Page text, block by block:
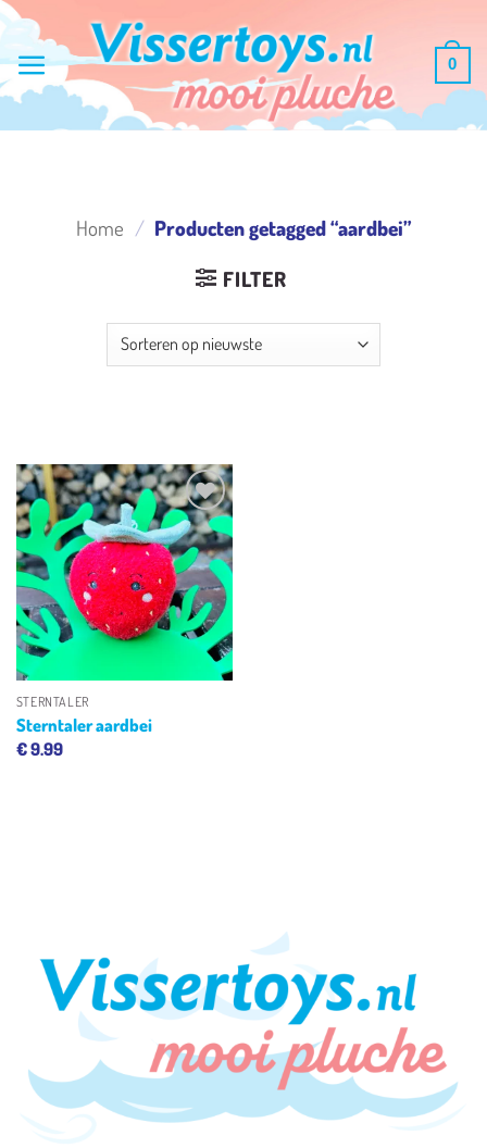
Ga
inhoud
0
Home / Producten getagged “aardbei”
FILTER
Toevoegen
aan
verlanglijst
STERNTALER
Sterntaler aardbei
€9.99